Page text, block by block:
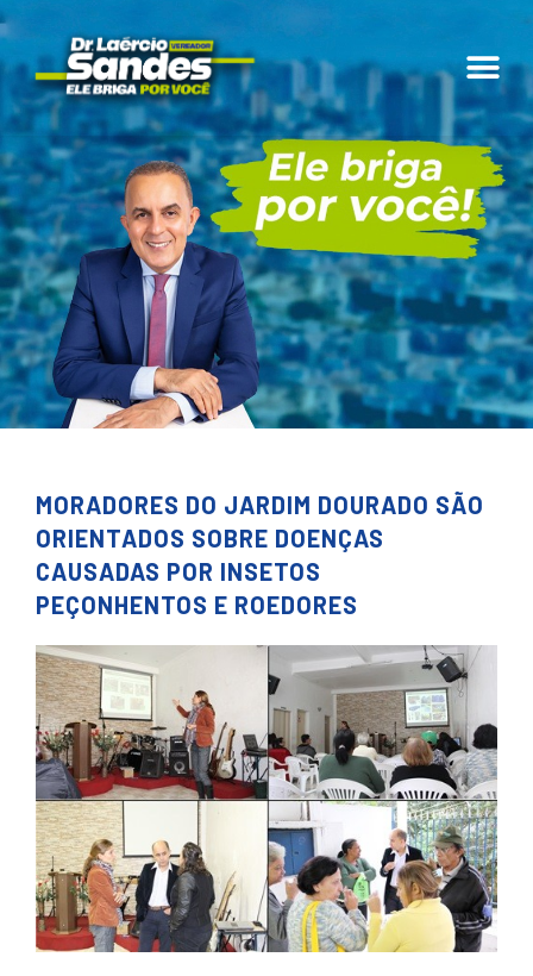
MORADORES DO JARDIM DOURADO SÃO
ORIENTADOS SOBRE DOENÇAS
CAUSADAS POR INSETOS
PEÇONHENTOS E ROEDORES